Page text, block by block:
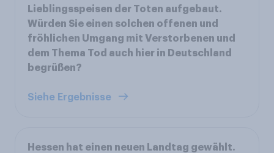
Lieblingsspeisen der Toten aufgebaut.
Würden Sie einen solchen offenen und
fröhlichen Umgang mit Verstorbenen und
dem Thema Tod auch hier in Deutschland
begrüßen?
Siehe Ergebnisse
Hessen hat einen neuen Landtag gewählt.